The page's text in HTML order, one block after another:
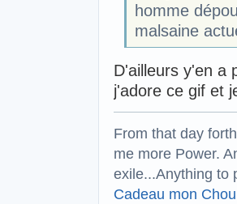
homme
malsaine
D'ailleurs y'en a
j'adore ce gif et
From that day
me more Power.
exile...Anything to
Cadeau mon